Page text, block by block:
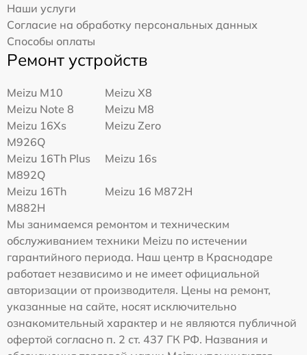
Наши услуги
Согласие на обработку персональных данных
Способы оплаты
Ремонт устройств
Meizu M10
Meizu X8
Meizu Note 8
Meizu M8
Meizu 16Xs
M926Q
Meizu Zero
Meizu 16Th Plus
M892Q
Meizu 16s
Meizu 16Th
M882H
Meizu 16 M872H
Мы занимаемся ремонтом и техническим
обслуживанием техники Meizu по истечении
гарантийного периода. Наш центр в Краснодаре
работает независимо и не имеет официальной
авторизации от производителя. Цены на ремонт,
указанные на сайте, носят исключительно
ознакомительный характер и не являются публичной
офертой согласно п. 2 ст. 437 ГК РФ. Названия и